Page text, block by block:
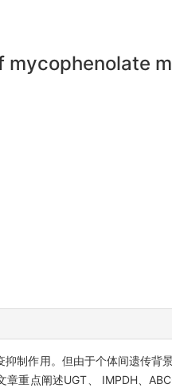
制作用。但由于个体间遗传背
重点阐述UGT、 IMPDH、